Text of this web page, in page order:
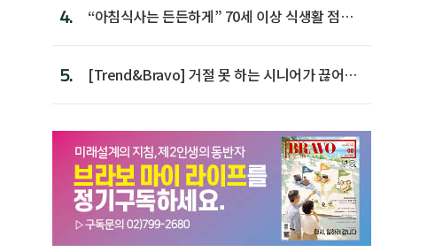
4.
“아침식사는 든든하게” 70세 이상 식생활 점수
5.
[Trend&Bravo] 거절 못 하는 시니어가 끊어야